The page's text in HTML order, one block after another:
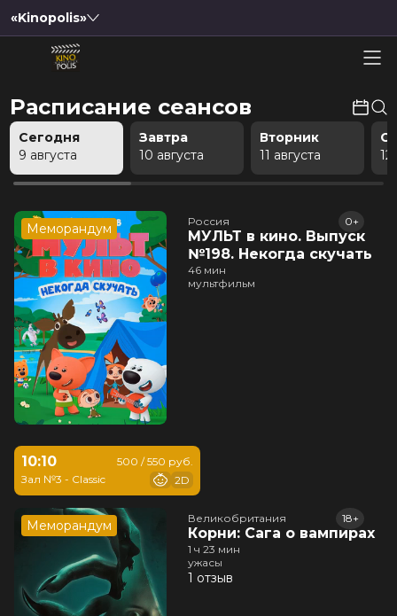
«Kinopolis»
Расписание сеансов
Сегодня
9 августа
Завтра
10 августа
Вторник
11 августа
12
Меморандум Россия
МУЛЬТ в кино. Выпуск
№198. Некогда скучать
0+
46 мин
мультфильм
10:10
Зал №3 - Classic
500 / 550 руб.
2D
Меморандум Великобритания
Корни: Сага о вампирах
18+
1 ч 23 мин
ужасы
1 отзыв